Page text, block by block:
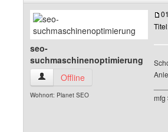
seo-
suchmaschinenoptimierung
seo-suchmaschinenoptimierung
Offline
Wohnort: Planet SEO
mfg